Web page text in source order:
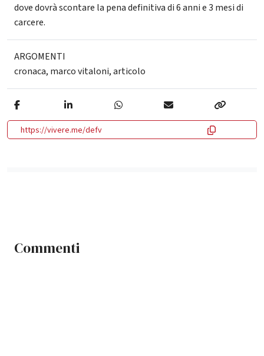
dove dovrà scontare la pena definitiva di 6 anni e 3 mesi di
carcere.
ARGOMENTI
cronaca, marco vitaloni,articolo
https://vivere.me/defv
Commenti